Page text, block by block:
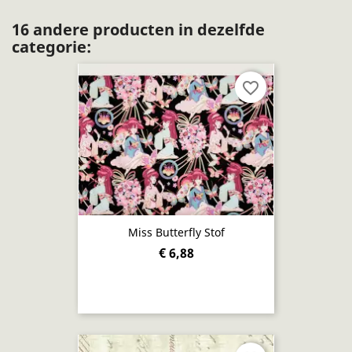
16 andere producten in dezelfde
categorie:
Miss Butterfly Stof
€ 6,88
favorite_border